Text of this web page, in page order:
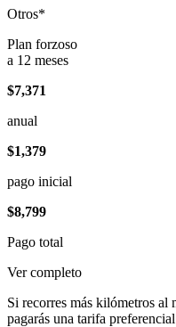
Otros*
Plan forzoso
a 12 meses
$7,371
anual
$1,379
pago inicial
$8,799
Pago total
Ver completo
Si recorres más kilómetros al
pagarás una tarifa